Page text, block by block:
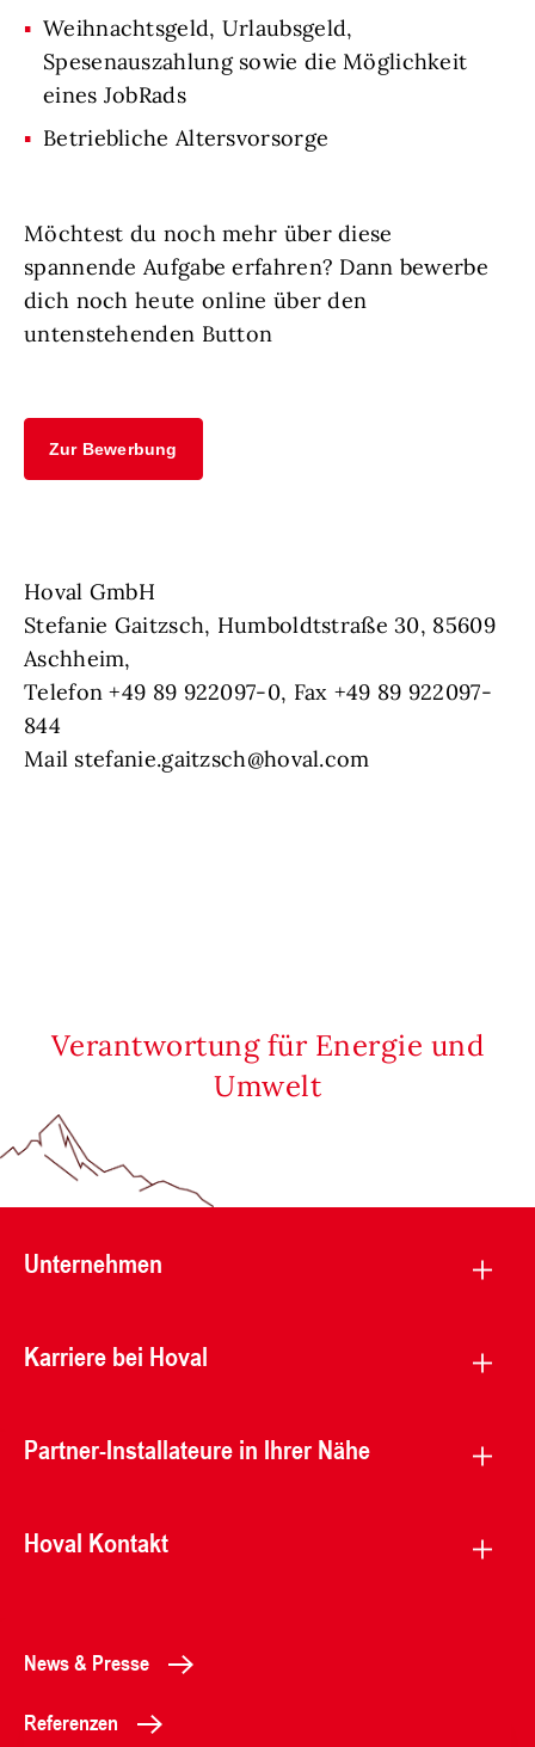
Weihnachtsgeld, Urlaubsgeld,
Spesenauszahlung sowie die Möglichkeit
eines JobRads
Betriebliche Altersvorsorge
Möchtest du noch mehr über diese
spannende Aufgabe erfahren? Dann bewerbe
dich noch heute online über den
untenstehenden Button
Zur Bewerbung
Hoval GmbH
Stefanie Gaitzsch, Humboldtstraße 30, 85609
Aschheim,
Telefon +49 89 922097-0, Fax +49 89 922097-
844
Mail stefanie.gaitzsch@hoval.com
Verantwortung für Energie und
Umwelt
Unternehmen
Karriere bei Hoval
Partner-Installateure in Ihrer Nähe
Hoval Kontakt
News & Presse
Referenzen